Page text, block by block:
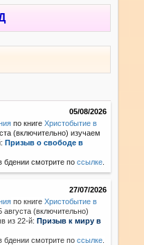
05/08/2026
по книгеХристобытие в
(включительно) изучаем
Призыв о свободе в
бдении смотрите поссылке
27/07/2026
по книгеХристобытие в
августа (включительно)
из 22-й:Призыв к миру в
бдении смотрите поссылке